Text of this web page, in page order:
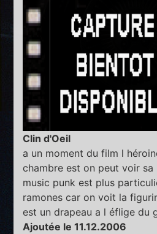
Clin d'Oeil
a un moment du film l
chambre est on peut voir sa
music punk est plus
ramones car on voit la
est un drapeau a l éflige du
Ajoutée le 11.12.2006